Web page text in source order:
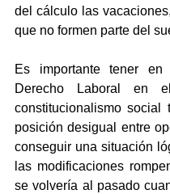
del cálculo las
que no formen parte del
Es importante tener
Derecho Laboral en
constitucionalismo
posición desigual entre
conseguir una situación
las modificaciones
se volvería al pasado